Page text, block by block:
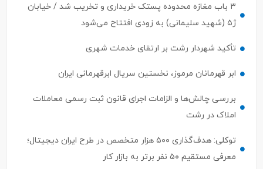
۳ باب مغازه محدوده پستک خریداری و تخریب شد / خیابان
ژ۵ (شهید سلیمانی) به زودی افتتاح می‌شود
تأکید شهردار رشت بر ارتقای خدمات شهری
ابر قهرمانان مرموز، نخستین سریال ابرقهرمانی ایران
بررسی چالش‌ها و الزامات اجرای قانون ثبت رسمی معاملات
املاک در رشت
توکلی: هدف‌گذاری ۵۰۰ هزار متخصص در طرح ایران دیجیتال؛
معرفی مستقیم ۵۰ نفر برتر به بازار کار